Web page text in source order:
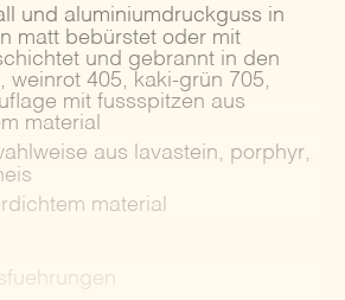
und aluminiumdruckguss in
matt bebürstet oder mit
und gebrannt in den
weinrot 405, kaki-grün 705,
mit fussspitzen aus
material
aus lavastein, porphyr,
material